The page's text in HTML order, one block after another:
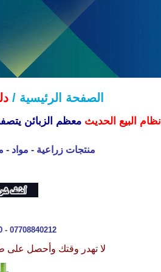
الصفحة الرئيسية /
نظام البيع الحديث معظم الزبائن
منتجات زراعية - مواد -
- 07708840212
لا تهدر وقتك وأحصل على